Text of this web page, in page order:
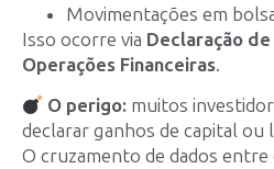
Movimentações em
Isso ocorre via Declaração
Operações Financeiras.
O perigo: muitos
declarar ganhos de capital ou
O cruzamento de dados